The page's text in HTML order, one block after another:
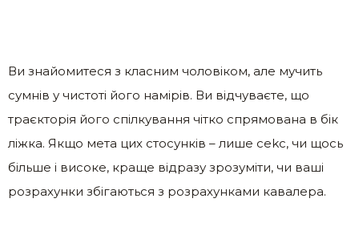
Ви знайомитеся з класним чоловіком, але мучить
сумнів у чистоті його намірів. Ви відчуваєте, що
траєкторія його спілкування чітко спрямована в бік
ліжка. Якщо мета цих стосунків – лише сеkс, чи щось
більше і високе, краще відразу зрозуміти, чи ваші
розрахунки збігаються з розрахунками кавалера.